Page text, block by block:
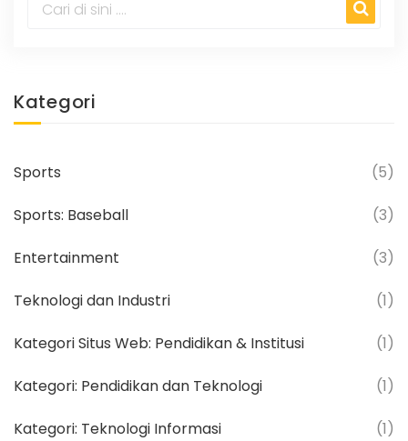
teknologi juga membantu meningkatkan
menciptakan lebih banyak lapangan kerja.
Namun, di sisi lain, kita juga harus siap
mengembangkan keterampilan agar tetap
digital.
Kategori
Sports (5)
Sports: Baseball (3)
Entertainment (3)
Teknologi dan Industri (1)
Kategori Situs Web: Pendidikan & Institusi (1)
Kategori: Pendidikan dan Teknologi (1)
Kategori: Teknologi Informasi (1)